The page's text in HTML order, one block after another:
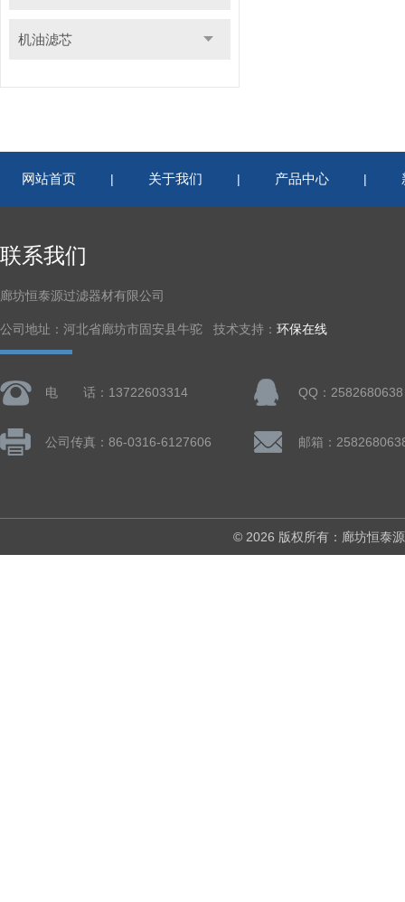
机油滤芯
网站首页 | 关于我们 | 产品中心 |
联系我们
廊坊恒泰源过滤器材有限公司
公司地址：河北省廊坊市固安县牛驼 技术支持： 环保在线
电 话：13722603314 QQ：2582680638
公司传真：86-0316-6127606 邮箱：
© 2026 版权所有：廊坊恒泰